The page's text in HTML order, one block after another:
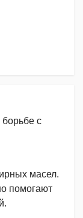
борьбе с
масел.
помогают